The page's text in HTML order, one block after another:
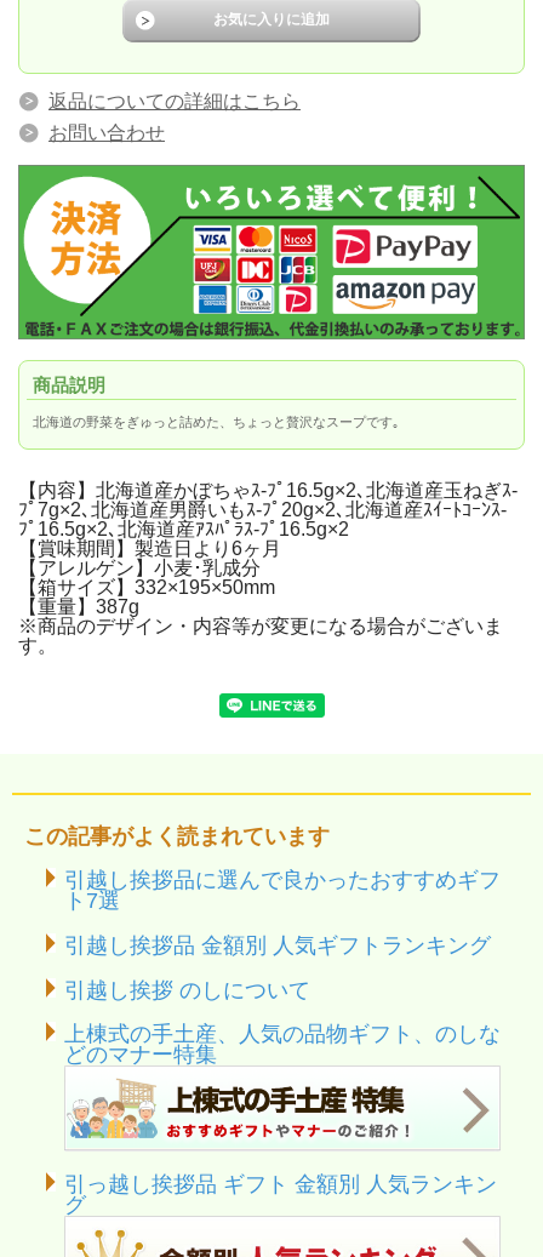
返品についての詳細はこちら
お問い合わせ
商品説明
北海道の野菜をぎゅっと詰めた、ちょっと贅沢なスープです｡
【内容】北海道産かぼちゃｽ-ﾌﾟ16.5g×2､北海道産玉ねぎｽ-
ﾌﾟ7g×2､北海道産男爵いもｽ-ﾌﾟ20g×2､北海道産ｽｲｰﾄｺｰﾝｽ-
ﾌﾟ16.5g×2､北海道産ｱｽﾊﾟﾗｽ-ﾌﾟ16.5g×2
【賞味期間】製造日より6ヶ月
【アレルゲン】小麦･乳成分
【箱サイズ】332×195×50mm
【重量】387g
※商品のデザイン・内容等が変更になる場合がございま
す。
この記事がよく読まれています
引越し挨拶品に選んで良かったおすすめギフ
ト7選
引越し挨拶品 金額別 人気ギフトランキング
引越し挨拶 のしについて
上棟式の手土産、人気の品物ギフト、のしな
どのマナー特集
引っ越し挨拶品 ギフト 金額別 人気ランキン
グ